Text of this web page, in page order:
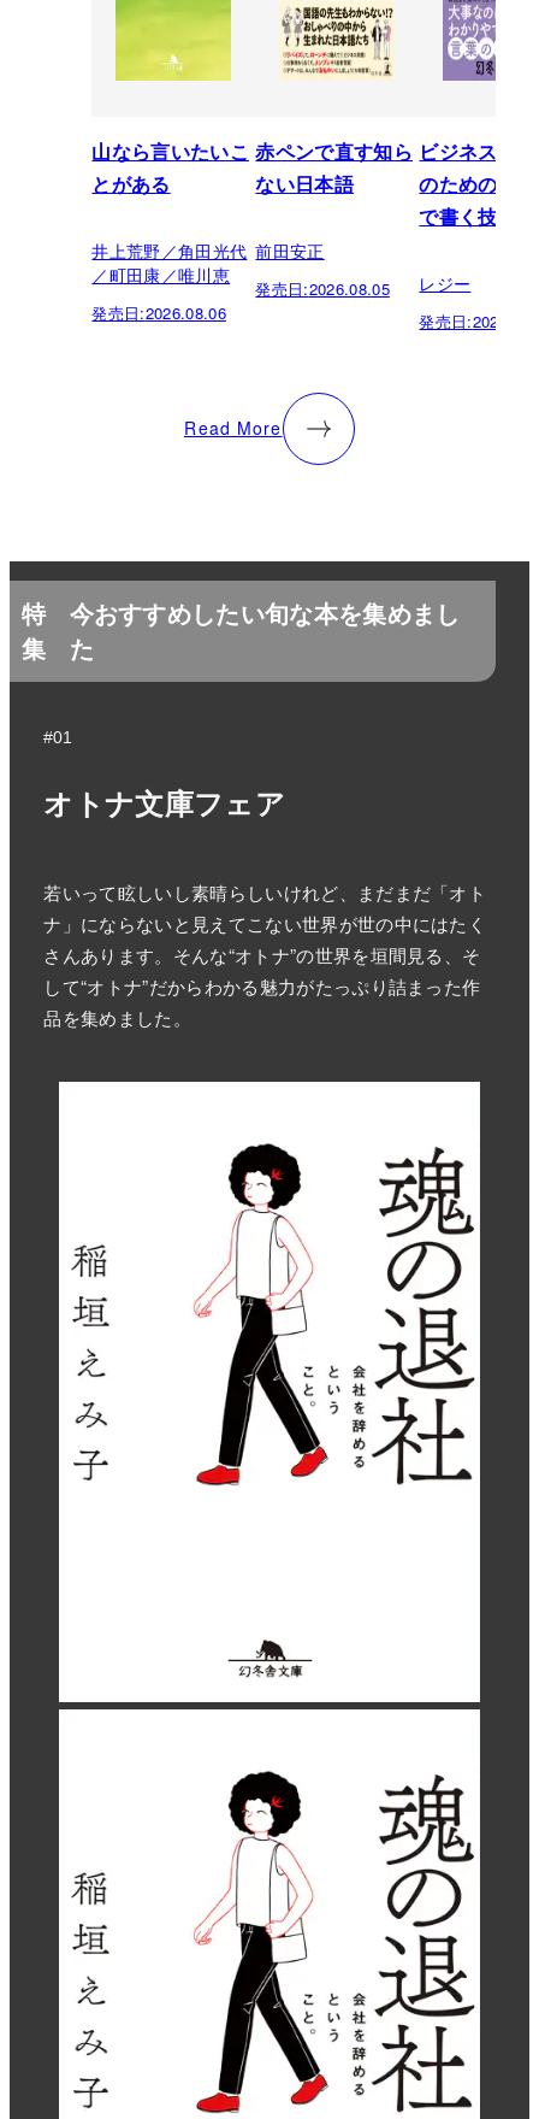
山なら言いたいこ
とがある
井上荒野／角田光代
／町田康／唯川恵
発売日:2026.08.06
赤ペンで直す知ら
ない日本語
前田安正
発売日:2026.08.05
ビジネスパ
のための「
で書く技術
レジー
発売日:
Read More
特
集
今おすすめしたい旬な本を集めまし
た
#01
オトナ文庫フェア
若いって眩しいし素晴らしいけれど、まだまだ「オト
ナ」にならないと見えてこない世界が世の中にはたく
さんあります。そんな“オトナ”の世界を垣間見る、そ
して“オトナ”だからわかる魅力がたっぷり詰まった作
品を集めました。